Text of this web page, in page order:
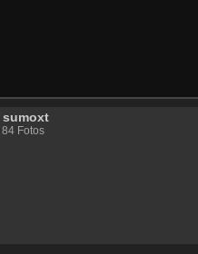
sumoxt
84 Fotos